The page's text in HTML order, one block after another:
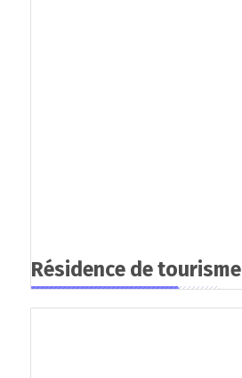
Résidence de tourisme